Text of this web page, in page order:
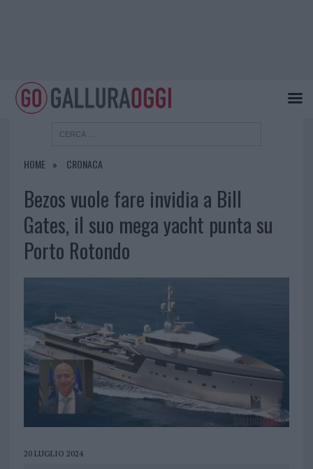
HOME CRONACA
Bezos vuole fare invidia a Bill
Gates, il suo mega yacht punta su
Porto Rotondo
20 LUGLIO 2024